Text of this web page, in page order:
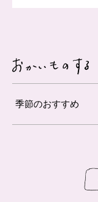
季節のおすすめ